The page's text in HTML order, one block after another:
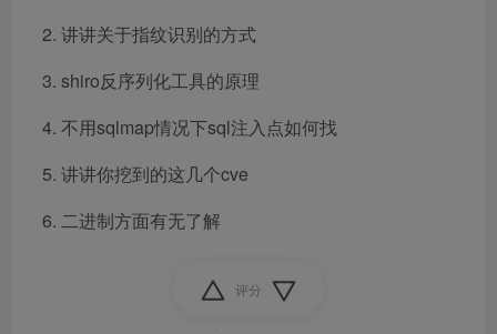
讲讲关于指纹识别的方式
shiro反序列化工具的原理
不用sqlmap情况下sql注入点如何找
讲讲你挖到的这几个cve
二进制方面有无了解
评分